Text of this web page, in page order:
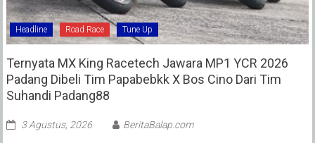
Headline Road Race Tune Up
Ternyata MX King Racetech Jawara MP1 YCR 2026
Padang Dibeli Tim Papabebkk X Bos Cino Dari Tim
Suhandi Padang88
3 Agustus, 2026 BeritaBalap.com